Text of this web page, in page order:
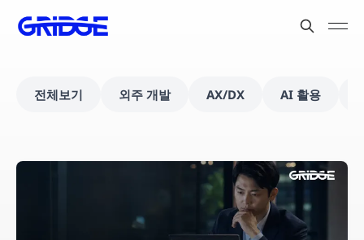
전체보기 외주 개발 AX/DX AI 활용